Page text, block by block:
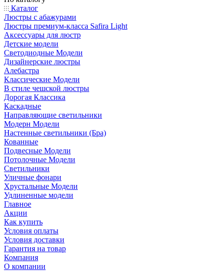
Каталог
Люстры с абажурами
Люстры премиум-класса Safira Light
Аксессуары для люстр
Детские модели
Светодиодные Модели
Дизайнерские люстры
Алебастра
Классические Модели
В стиле чешской люстры
Дорогая Классика
Каскадные
Направляющие светильники
Модерн Модели
Настенные светильники (Бра)
Кованные
Подвесные Модели
Потолочные Модели
Светильники
Уличные фонари
Хрустальные Модели
Удлиненные модели
Главное
Акции
Как купить
Условия оплаты
Условия доставки
Гарантия на товар
Компания
О компании